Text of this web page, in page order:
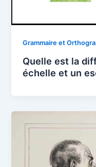
Grammaire et
Quelle est la
échelle et un